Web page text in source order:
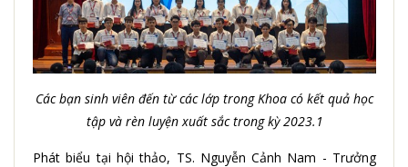
Các bạn sinh viên đến từ các lớp trong Khoa có kết quả học
tập và rèn luyện xuất sắc trong kỳ 2023.1
Phát biểu tại hội thảo, TS. Nguyễn Cảnh Nam - Trưởng